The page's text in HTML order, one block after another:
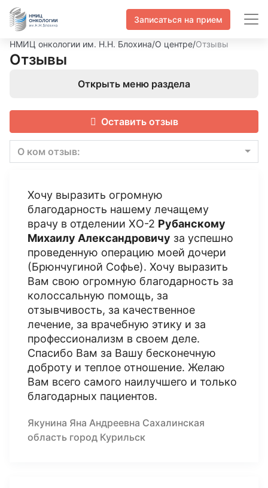
Записаться на прием
НМИЦ онкологии им. Н.Н. Блохина/О центре/Отзывы
Отзывы
Открыть меню раздела
Оставить отзыв
О ком отзыв:
Хочу выразить огромную
благодарность нашему лечащему
врачу в отделении ХО-2 Рубанскому
Михаилу Александровичу за успешно
проведенную операцию моей дочери
(Брюнчугиной Софье). Хочу выразить
Вам свою огромную благодарность за
колоссальную помощь, за
отзывчивость, за качественное
лечение, за врачебную этику и за
профессионализм в своем деле.
Спасибо Вам за Вашу бесконечную
доброту и теплое отношение. Желаю
Вам всего самого наилучшего и только
благодарных пациентов.
Якунина Яна Андреевна Сахалинская
область город Курильск